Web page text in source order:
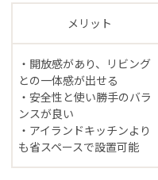
メリット
・開放感があり、リビング
との一体感が出せる
・安全性と使い勝手のバラ
ンスが良い
・アイランドキッチンより
も省スペースで設置可能